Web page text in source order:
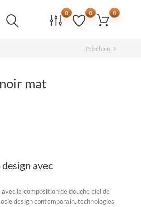
0
0
0
Prochain chevron_right
mat
avec
la composition de douche ciel de
design contemporain, technologies